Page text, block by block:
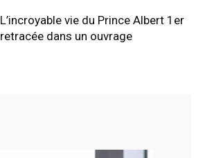
L’incroyable vie du Prince Albert 1er
retracée dans un ouvrage